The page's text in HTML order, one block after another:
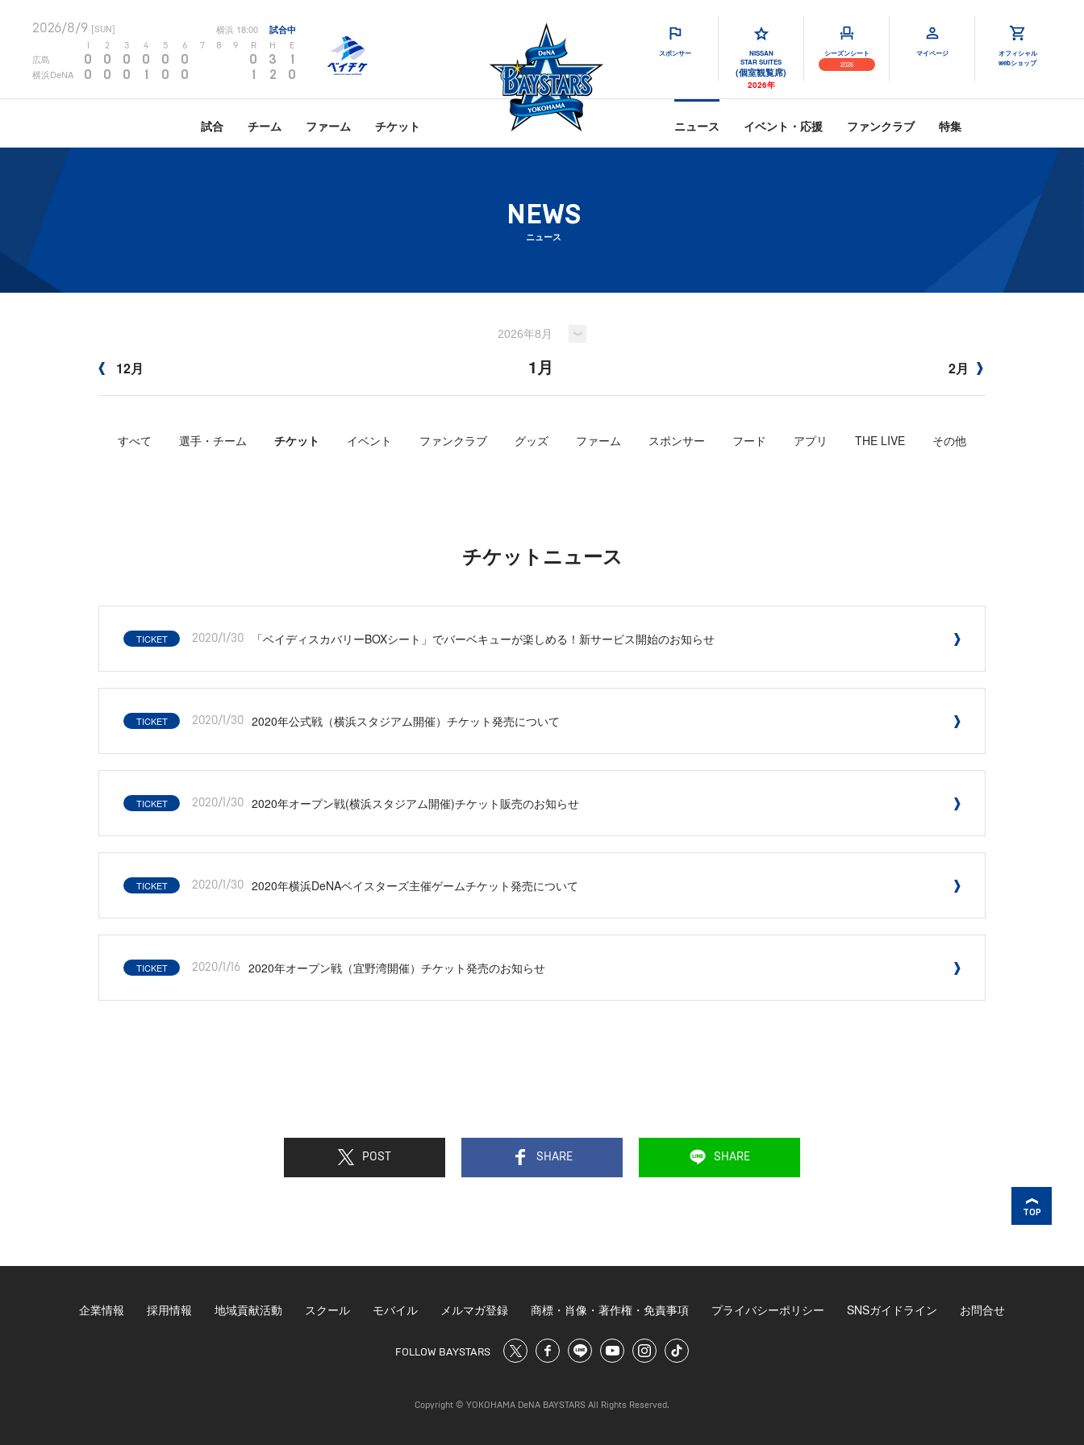
2026/8/9 [SUN] 横浜 18:00 試合中
2 3 4 5 6 7 8 9 R H E
広島 0 0 0 0 0 0 0 3 1
横浜DeNA 0 0 0 1 0 0 1 2 0
スポンサー
NISSAN
STAR SUITES
(個室観覧席)
2026年
シーズンシート
2026
マイページ
オフィシャル
webショップ
試合 チーム ファーム チケット ニュース イベント・応援 ファンクラブ 特集
NEWS
ニュース
12月 1月 2月
すべて 選手・チーム チケット イベント ファンクラブ グッズ ファーム スポンサー フード アプリ THE LIVE その他
チケットニュース
TICKET 2020/1/30 「ベイディスカバリーBOXシート」でバーベキューが楽しめる！新サービス開始のお知らせ
TICKET 2020/1/30 2020年公式戦（横浜スタジアム開催）チケット発売について
TICKET 2020/1/30 2020年オープン戦(横浜スタジアム開催)チケット販売のお知らせ
TICKET 2020/1/30 2020年横浜DeNAベイスターズ主催ゲームチケット発売について
TICKET 2020/1/16 2020年オープン戦（宜野湾開催）チケット発売のお知らせ
POST SHARE SHARE
TOP
企業情報 採用情報 地域貢献活動 スクール モバイル メルマガ登録 商標・肖像・著作権・免責事項 プライバシーポリシー SNSガイドライン お問合せ
FOLLOW BAYSTARS
Copyright © YOKOHAMA DeNA BAYSTARS All Rights Reserved.